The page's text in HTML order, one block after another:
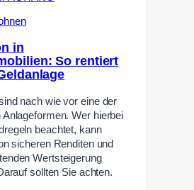
in
So rentiert
nach wie vor eine der
Anlageformen. Wer hierbei
beachtet, kann
sicheren Renditen und
Wertsteigerung
sollten Sie achten.